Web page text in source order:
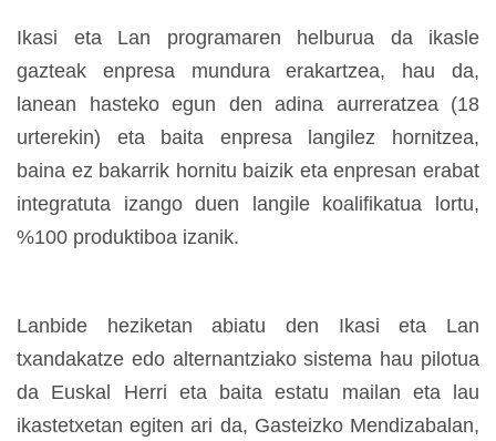
Ikasi eta Lan programaren helburua da ikasle
gazteak enpresa mundura erakartzea, hau da,
lanean hasteko egun den adina aurreratzea (18
urterekin) eta baita enpresa langilez hornitzea,
baina ez bakarrik hornitu baizik eta enpresan erabat
integratuta izango duen langile koalifikatua lortu,
%100 produktiboa izanik.
Lanbide heziketan abiatu den Ikasi eta Lan
txandakatze edo alternantziako sistema hau pilotua
da Euskal Herri eta baita estatu mailan eta lau
ikastetxetan egiten ari da, Gasteizko Mendizabalan,